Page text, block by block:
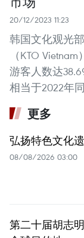
20/12/2023 11:23
韩国文化观光
（KTO
游客人数达
相当于2022年同
更多
弘扬特色文化
08/08/2026 03:00
第二十届胡志